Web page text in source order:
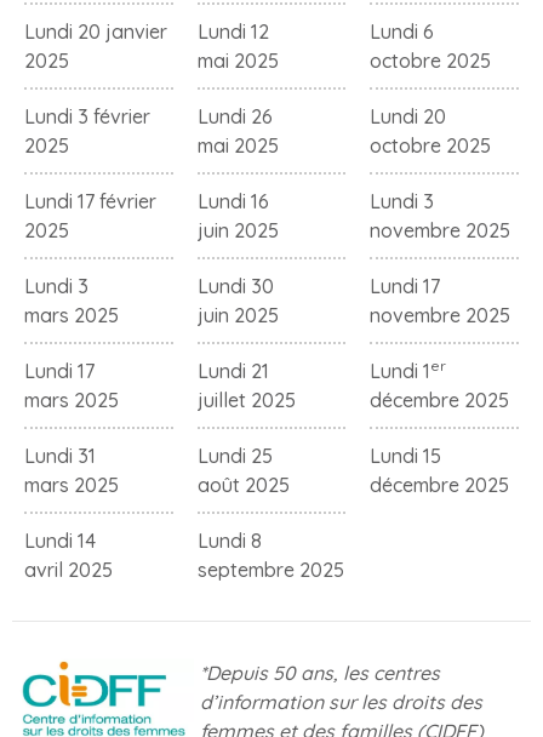
Lundi 20 janvier
2025
Lundi 3 février
2025
Lundi 17 février
2025
Lundi 3
mars 2025
Lundi 17
mars 2025
Lundi 31
mars 2025
Lundi 14
avril 2025
Lundi 12
mai 2025
Lundi 26
mai 2025
Lundi 16
juin 2025
Lundi 30
juin 2025
Lundi 21
juillet 2025
Lundi 25
août 2025
Lundi 8
septembre 2025
Lundi 6
octobre 2025
Lundi 20
octobre 2025
Lundi 3
novembre 2025
Lundi 17
novembre 2025
Lundi 1 er
décembre 2025
Lundi 15
décembre 2025
*Depuis 50 ans, les centres
d’information sur les droits des
femmes et des familles (CIDFF)